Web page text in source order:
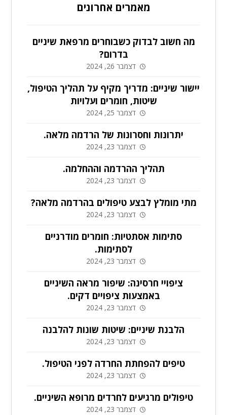
מאמרים אחרונים
מה חשוב לבדוק כשבוחרים מרפאת שיניים
בדרום?
דצמבר 26, 2024
יישור שיניים: מדריך מקיף על תהליך הטיפול,
שיטות, חומרים ועלויות
דצמבר 25, 2024
יתרונות וחסרונות של הרדמה מלאה.
דצמבר 23, 2024
תהליך ההרדמה וההחלמה.
דצמבר 23, 2024
מתי מומלץ לבצע טיפולים בהרדמה מלאה?
דצמבר 23, 2024
סתימות אסתטיות: חומרים מודרניים
לסתימות.
דצמבר 23, 2024
ציפויי חרסינה: שיפור מראה השיניים
באמצעות ציפויים דקים.
דצמבר 23, 2024
הלבנת שיניים: שיטות שונות להלבנה
דצמבר 23, 2024
טיפים להפחתת החרדה לפני הטיפול.
דצמבר 23, 2024
טיפולים מרגיעים לחרדים מרופא השיניים.
דצמבר 23, 2024